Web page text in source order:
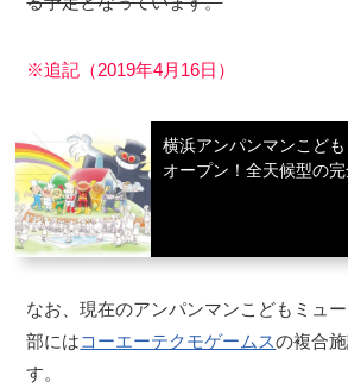
※追記（2019年4月16日）
横浜アンパンマンこど
オープン！全天候型の
なお、現在のアンパンマンこどもミュ
部にはコーエーテクモゲームスの複合
す。